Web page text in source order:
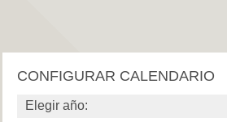
CONFIGURAR CALENDARIO
Elegir año: